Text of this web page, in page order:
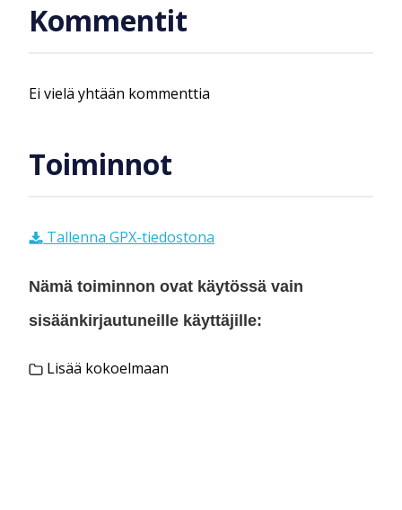
Kommentit
Ei vielä yhtään kommenttia
Toiminnot
Tallenna GPX-tiedostona
Nämä toiminnon ovat käytössä vain
sisäänkirjautuneille käyttäjille:
Lisää kokoelmaan